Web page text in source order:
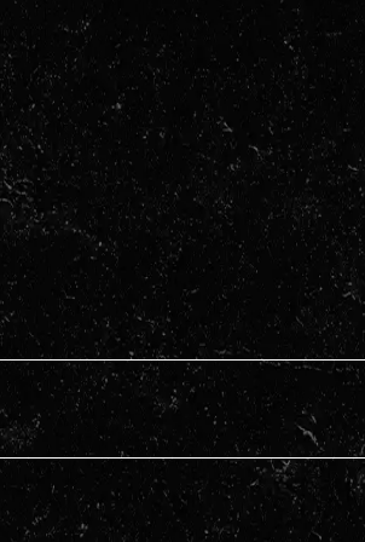
•  Marque na sua agenda  •